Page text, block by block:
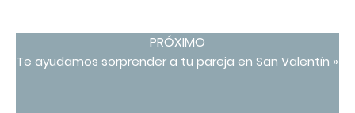
PRÓXIMO
Te ayudamos sorprender a tu pareja en San Valentín »